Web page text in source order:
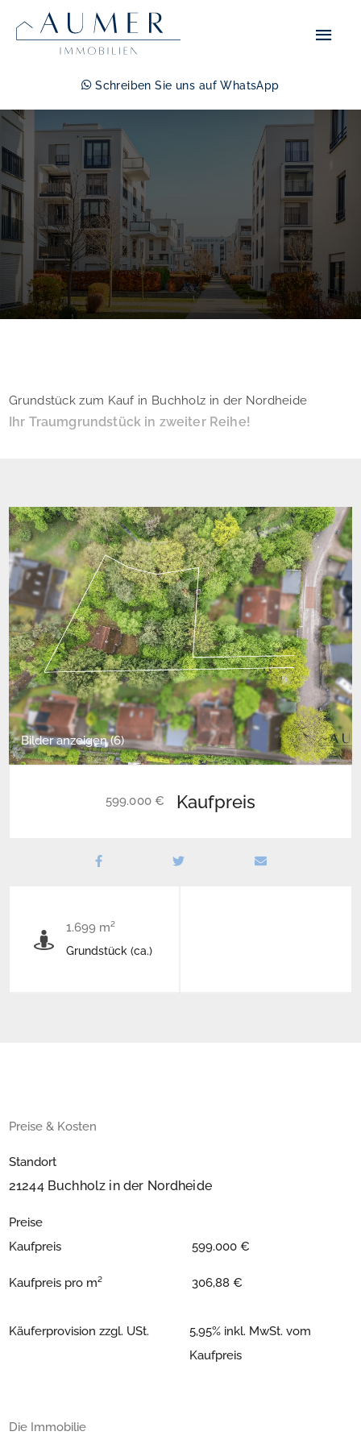
Schreiben Sie uns auf WhatsApp
Grundstück zum Kauf in Buchholz in der Nordheide
Ihr Traumgrundstück in zweiter Reihe!
Bilder anzeigen (6)
599.000 € Kaufpreis
1.699 m²
Grundstück (ca.)
Preise & Kosten
Standort
21244 Buchholz in der Nordheide
Preise
Kaufpreis
599.000 €
Kaufpreis pro m² 306,88 €
Käuferprovision zzgl. USt.
5,95% inkl. MwSt. vom
Kaufpreis
Die Immobilie